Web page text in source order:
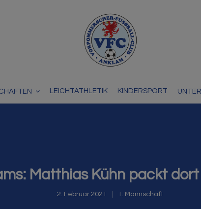
LEICHTATHLETIK KINDERSPORT
Matthias Kühn packt
2. Februar 2021 1. Mannschaft